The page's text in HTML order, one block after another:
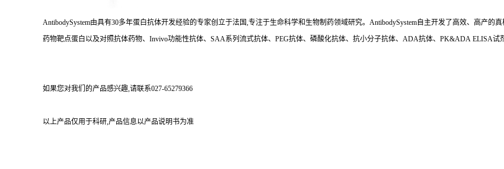
AntibodySystem由具有30多年蛋白抗体开发经验的专家创立于法国,专注于生命科学和生物制药领域研究。AntibodySystem自主开发了高效、高产
药物靶点蛋白以及对照抗体药物、Invivo功能性抗体、SAA系列流式抗体、PEG抗体、磷酸化抗体、抗小分子抗体、ADA抗体、PK&ADA ELISA试
如果您对我们的产品感兴趣,请联系027-65279366
以上产品仅用于科研,产品信息以产品说明书为准